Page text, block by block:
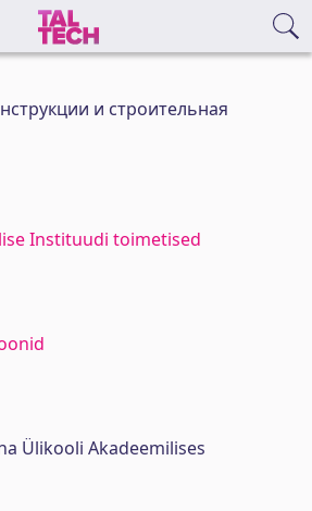
и строительная
Instituudi toimetised
Ülikooli Akadeemilises